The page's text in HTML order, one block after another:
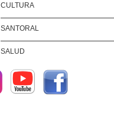
CULTURA
SANTORAL
SALUD